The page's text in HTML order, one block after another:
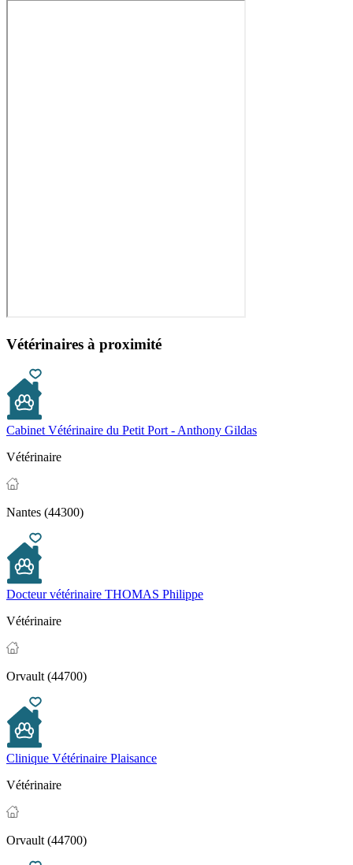
Vétérinaires à proximité
Cabinet Vétérinaire du Petit Port - Anthony Gildas
Vétérinaire
Nantes (44300)
Docteur vétérinaire THOMAS Philippe
Vétérinaire
Orvault (44700)
Clinique Vétérinaire Plaisance
Vétérinaire
Orvault (44700)